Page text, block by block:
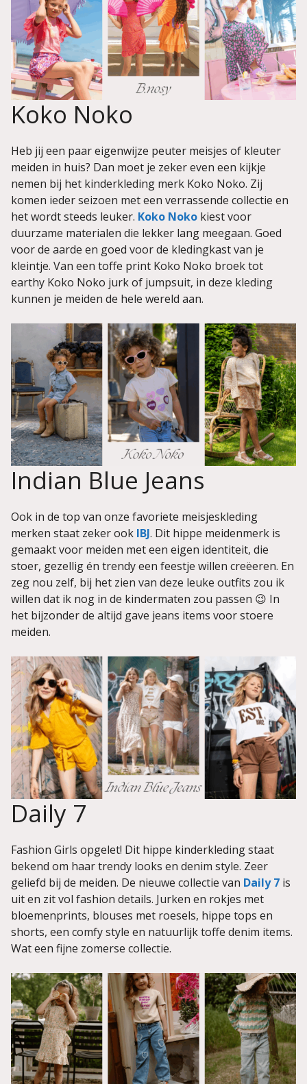
Koko Noko
Heb jij een paar eigenwijze peuter meisjes of kleuter
meiden in huis? Dan moet je zeker even een kijkje
nemen bij het kinderkleding merk Koko Noko. Zij
komen ieder seizoen met een verrassende collectie en
het wordt steeds leuker. Koko Noko kiest voor
duurzame materialen die lekker lang meegaan. Goed
voor de aarde en goed voor de kledingkast van je
kleintje. Van een toffe print Koko Noko broek tot
earthy Koko Noko jurk of jumpsuit, in deze kleding
kunnen je meiden de hele wereld aan.
Indian Blue Jeans
Ook in de top van onze favoriete meisjeskleding
merken staat zeker ook IBJ. Dit hippe meidenmerk is
gemaakt voor meiden met een eigen identiteit, die
stoer, gezellig én trendy een feestje willen creëeren. En
zeg nou zelf, bij het zien van deze leuke outfits zou ik
willen dat ik nog in de kindermaten zou passen 😉 In
het bijzonder de altijd gave jeans items voor stoere
meiden.
Daily 7
Fashion Girls opgelet! Dit hippe kinderkleding staat
bekend om haar trendy looks en denim style. Zeer
geliefd bij de meiden. De nieuwe collectie van Daily 7 is
uit en zit vol fashion details. Jurken en rokjes met
bloemenprints, blouses met roesels, hippe tops en
shorts, een comfy style en natuurlijk toffe denim items.
Wat een fijne zomerse collectie.